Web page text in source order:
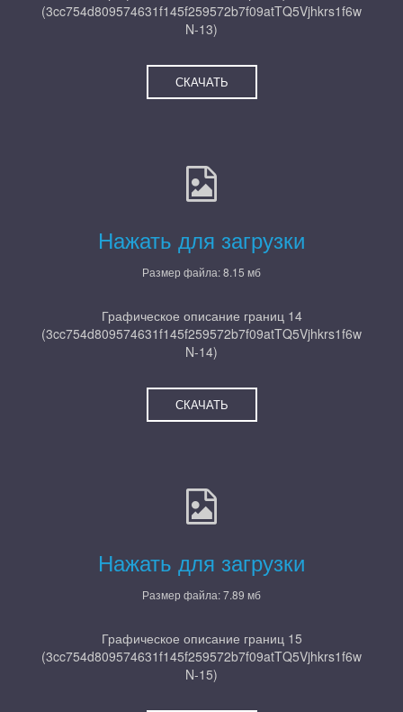
(3cc754d809574631f145f259572b7f09atTQ5Vjhkrs1f6w
N-13)
СКАЧАТЬ
Нажать для загрузки
Размер файла: 8.15 мб
Графическое описание границ 14
(3cc754d809574631f145f259572b7f09atTQ5Vjhkrs1f6w
N-14)
СКАЧАТЬ
Нажать для загрузки
Размер файла: 7.89 мб
Графическое описание границ 15
(3cc754d809574631f145f259572b7f09atTQ5Vjhkrs1f6w
N-15)